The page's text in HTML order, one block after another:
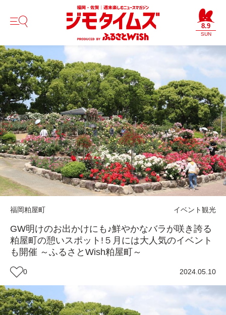
8.9
SUN
福岡粕屋町 イベント観光
GW明けのお出かけにも♪鮮やかなバラが咲き誇る
粕屋町の憩いスポット!５月には大人気のイベント
も開催 ～ふるさとWish粕屋町～
0 2024.05.10